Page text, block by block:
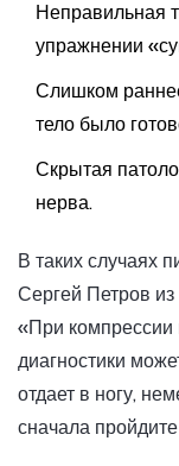
Неправильная
упражнении
Слишком
тело было
Скрытая
нерва.
В таких случаях
Сергей Петров
«При компрессии
диагностики
отдает в ногу,
сначала